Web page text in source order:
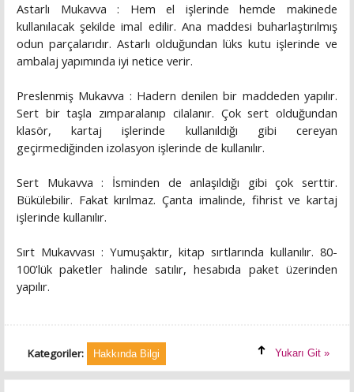
Astarlı Mukavva : Hem el işlerinde hemde makinede
kullanılacak şekilde imal edilir. Ana maddesi buharlaştırılmış
odun parçalarıdır. Astarlı olduğundan lüks kutu işlerinde ve
ambalaj yapımında iyi netice verir.
Preslenmiş Mukavva : Hadern denilen bir maddeden yapılır.
Sert bir taşla zımparalanıp cilalanır. Çok sert olduğundan
klasör, kartaj işlerinde kullanıldığı gibi cereyan
geçirmediğinden izolasyon işlerinde de kullanılır.
Sert Mukavva : İsminden de anlaşıldığı gibi çok serttir.
Bükülebilir. Fakat kırılmaz. Çanta imalinde, fihrist ve kartaj
işlerinde kullanılır.
Sırt Mukavvası : Yumuşaktır, kitap sırtlarında kullanılır. 80-
100'lük paketler halinde satılır, hesabıda paket üzerinden
yapılır.
Kategoriler: Hakkında Bilgi Yukarı Git »